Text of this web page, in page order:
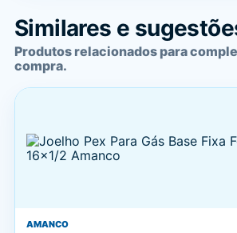
Similares e
Produtos relacionados para
compra.
AMANCO